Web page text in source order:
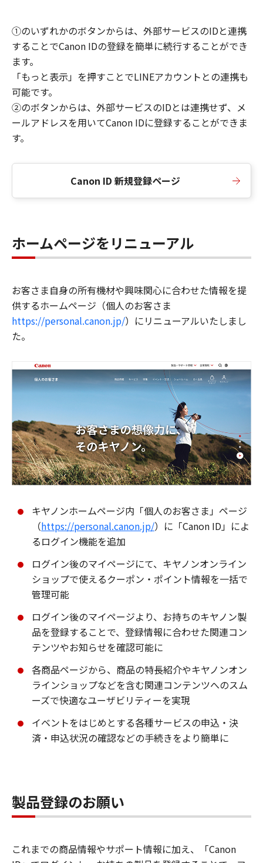
①のいずれかのボタンからは、外部サービスのIDと連携
することでCanon IDの登録を簡単に続行することができ
ます。
「もっと表示」を押すことでLINEアカウントとの連携も
可能です。
②のボタンからは、外部サービスのIDとは連携せず、メ
ールアドレスを用いてCanon IDに登録することができま
す。
Canon ID 新規登録ページ
ホームページをリニューアル
お客さま自身の所有機材や興味関心に合わせた情報を提
供するホームページ（個人のお客さま
https://personal.canon.jp/）にリニューアルいたしまし
た。
キヤノンホームページ内「個人のお客さま」ページ
（https://personal.canon.jp/）に「Canon ID」によ
るログイン機能を追加
ログイン後のマイページにて、キヤノンオンライン
ショップで使えるクーポン・ポイント情報を一括で
管理可能
ログイン後のマイページより、お持ちのキヤノン製
品を登録することで、登録情報に合わせた関連コン
テンツやお知らせを確認可能に
各商品ページから、商品の特長紹介やキヤノンオン
ラインショップなどを含む関連コンテンツへのスム
ーズで快適なユーザビリティーを実現
イベントをはじめとする各種サービスの申込・決
済・申込状況の確認などの手続きをより簡単に
製品登録のお願い
これまでの商品情報やサポート情報に加え、「Canon